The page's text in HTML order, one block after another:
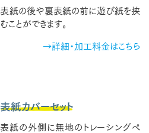
表紙の後や裏表紙の前に遊び紙を挟
むことができます。
→詳細・加工料金はこちら
表紙カバーセット
表紙の外側に無地のトレーシングペ